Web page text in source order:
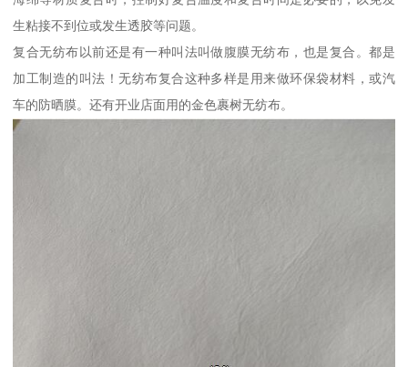
生粘接不到位或发生透胶等问题。
复合无纺布以前还是有一种叫法叫做腹膜无纺布，也是复合。都是
加工制造的叫法！无纺布复合这种多样是用来做环保袋材料，或汽
车的防晒膜。还有开业店面用的金色裹树无纺布。